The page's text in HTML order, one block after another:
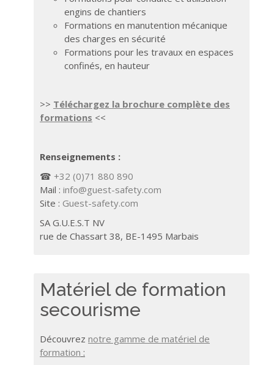
engins de chantiers
Formations en manutention mécanique
des charges en sécurité
Formations pour les travaux en espaces
confinés, en hauteur
>> Téléchargez la brochure complète des
formations <<
Renseignements :
☎ +32 (0)71 880 890
Mail : info@guest-safety.com
Site : Guest-safety.com
SA G.U.E.S.T NV
rue de Chassart 38, BE-1495 Marbais
Matériel de formation
secourisme
Découvrez notre gamme de matériel de
formation :